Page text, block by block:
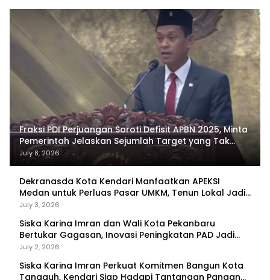
Fraksi PDI Perjuangan Soroti Defisit APBN 2025, Minta
Pemerintah Jelaskan Sejumlah Target yang Tak
Tercapai
July 8, 2026
Dekranasda Kota Kendari Manfaatkan APEKSI
Medan untuk Perluas Pasar UMKM, Tenun Lokal Jadi
Primadona
July 3, 2026
Siska Karina Imran dan Wali Kota Pekanbaru
Bertukar Gagasan, Inovasi Peningkatan PAD Jadi
Fokus Diskusi
July 2, 2026
Siska Karina Imran Perkuat Komitmen Bangun Kota
Tangguh, Kendari Siap Hadapi Tantangan Pangan